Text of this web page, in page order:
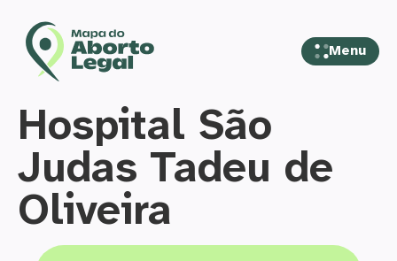
Menu
Hospital São
Judas Tadeu de
Oliveira